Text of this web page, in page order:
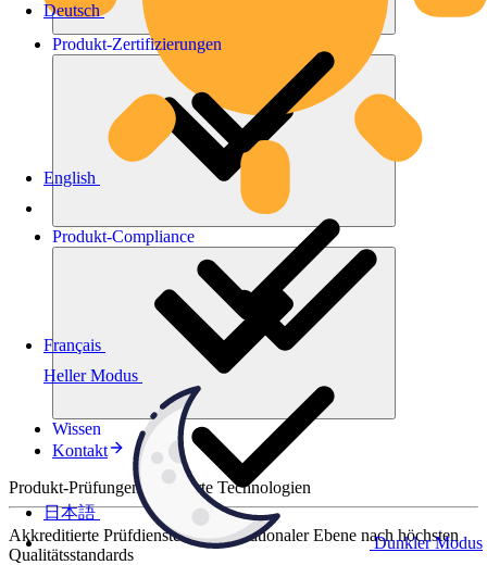
Heller Modus
Dunkler Modus
Deutsch
English
Français
日本語
Produkt-Zertifizierungen
Produkt-Compliance
Wissen
Kontakt
Produkt-Prüfungen für smarte Technologien
Akkreditierte Prüfdienste auf internationaler Ebene nach höchsten
Qualitätsstandards